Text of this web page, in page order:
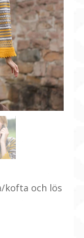
kofta och lös